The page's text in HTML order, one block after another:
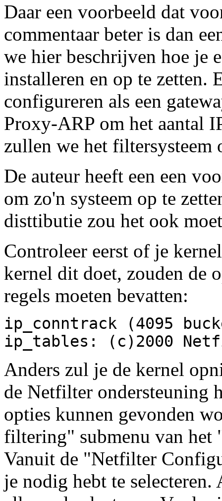
Daar een voorbeeld dat
commentaar beter is dan
we hier beschrijven hoe je
installeren en op te zetten.
configureren als een
Proxy-ARP om het aantal
zullen we het filtersysteem
De auteur heeft een een
om zo'n systeem op te
disttibutie zou het ook
Controleer eerst of je
kernel dit doet, zouden de
regels moeten bevatten:
ip_conntrack (4095
ip_tables: (c)2000
Anders zul je de kernel
de Netfilter ondersteuning
opties kunnen gevonden
filtering" submenu van
Vanuit de "Netfilter
je nodig hebt te